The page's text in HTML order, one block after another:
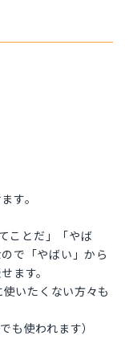
す。
ことだ」「やば
で「やばい」から
ます。
いたくない方々も
も使われます）